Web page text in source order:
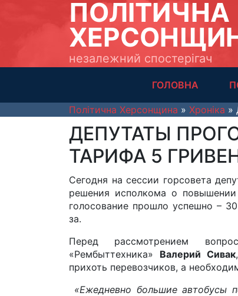
ПОЛІТИЧНА
незалежний спостерігач
ГОЛОВНА
Політична Херсонщина » Хроніка »
ДЕПУТАТЫ
ТАРИФА 5
Сегодня на сессии горсовета
решения исполкома о
голосование прошло успешно –
за.
Перед рассмотрением
«Рембыттехника» Валерий Сивак
прихоть перевозчиков, а
«Ежедневно большие автобусы